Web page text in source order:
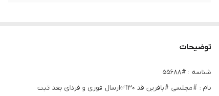
توضیحات
شناسه : #55688
نام : #مجلسی #بافرین قد ۱۳۰✅ارسال فوری و فردای بعد ثبت